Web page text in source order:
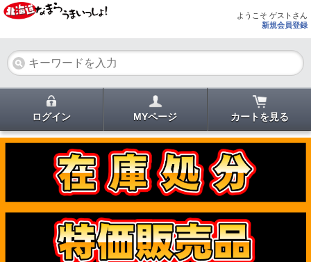
ようこそ ゲストさん
新規会員登録
ログイン MYページ カートを見る